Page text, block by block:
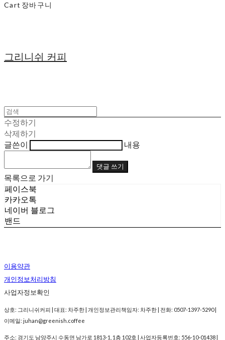
Cart 장바구니
그리니쉬 커피
수정하기
삭제하기
글쓴이
내용
댓글 쓰기
목록으로 가기
페이스북
카카오톡
네이버 블로그
밴드
이용약관
개인정보처리방침
사업자정보확인
상호: 그리니쉬커피 | 대표: 차주한 | 개인정보관리책임자: 차주한 | 전화: 0507-1397-5290 |
이메일: juhan@greenish.coffee
주소: 경기도 남양주시 수동면 남가로 1813-1, 1층 102호 | 사업자등록번호: 556-10-01438 |